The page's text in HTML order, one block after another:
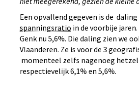
Een opvallend gegeven is de daling
spanningsratio in de voorbije
Genk nu 5,6%. Die daling zien we
Vlaanderen. Ze is voor de 3
momenteel zelfs nagenoeg
respectievelijk 6,1% en 5,6%.